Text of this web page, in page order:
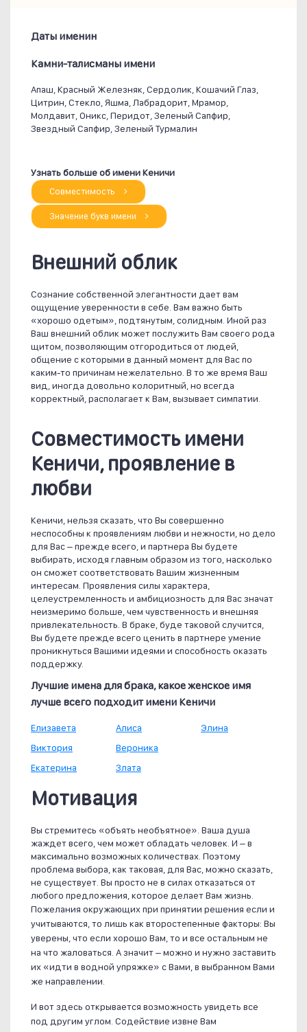
Даты именин
Камни-талисманы имени
Апаш, Красный Железняк, Сердолик, Кошачий Глаз,
Цитрин, Стекло, Яшма, Лабрадорит, Мрамор,
Молдавит, Оникс, Перидот, Зеленый Сапфир,
Звездный Сапфир, Зеленый Турмалин
Узнать больше об имени Кеничи
Совместимость
Значение букв имени
Внешний облик
Сознание собственной элегантности дает вам
ощущение уверенности в себе. Вам важно быть
«хорошо одетым», подтянутым, солидным. Иной раз
Ваш внешний облик может послужить Вам своего рода
щитом, позволяющим отгородиться от людей,
общение с которыми в данный момент для Вас по
каким-то причинам нежелательно. В то же время Ваш
вид, иногда довольно колоритный, но всегда
корректный, располагает к Вам, вызывает симпатии.
Совместимость имени
Кеничи, проявление в
любви
Кеничи, нельзя сказать, что Вы совершенно
неспособны к проявлениям любви и нежности, но дело
для Вас – прежде всего, и партнера Вы будете
выбирать, исходя главным образом из того, насколько
он сможет соответствовать Вашим жизненным
интересам. Проявления силы характера,
целеустремленность и амбициозность для Вас значат
неизмеримо больше, чем чувственность и внешняя
привлекательность. В браке, буде таковой случится,
Вы будете прежде всего ценить в партнере умение
проникнуться Вашими идеями и способность оказать
поддержку.
Лучшие имена для брака, какое женское имя
лучше всего подходит имени Кеничи
Елизавета
Виктория
Екатерина
Алиса
Вероника
Злата
Элина
Мотивация
Вы стремитесь «объять необъятное». Ваша душа
жаждет всего, чем может обладать человек. И – в
максимально возможных количествах. Поэтому
проблема выбора, как таковая, для Вас, можно сказать,
не существует. Вы просто не в силах отказаться от
любого предложения, которое делает Вам жизнь.
Пожелания окружающих при принятии решения если и
учитываются, то лишь как второстепенные факторы: Вы
уверены, что если хорошо Вам, то и все остальным не
на что жаловаться. А значит – можно и нужно заставить
их «идти в водной упряжке» с Вами, в выбранном Вами
же направлении.
И вот здесь открывается возможность увидеть все
под другим углом. Содействие извне Вам